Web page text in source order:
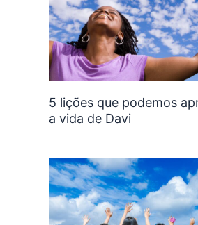
5 lições que podemos
a vida de Davi